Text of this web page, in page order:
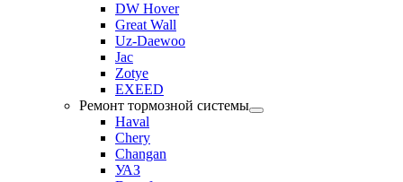
DW Hover
Great Wall
Uz-Daewoo
Jac
Zotye
EXEED
Ремонт тормозной системы
Haval
Chery
Changan
УАЗ